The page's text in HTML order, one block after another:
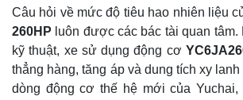
Câu hỏi về mức độ tiêu hao nhiên liệu
260HP luôn được các bác tài quan
kỹ thuật, xe sử dụng động cơ
thẳng hàng, tăng áp và dung tích xy lanh
dòng động cơ thế hệ mới của